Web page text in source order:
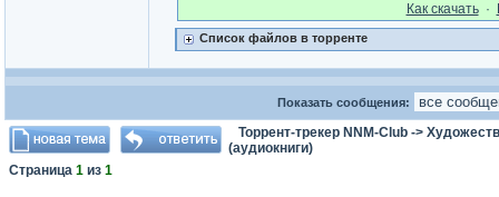
Как cкачать·
Список файлов в торренте
Показать сообщения:
Торрент-трекер NNM-Club ->
(аудиокниги)
Страница 1 из 1